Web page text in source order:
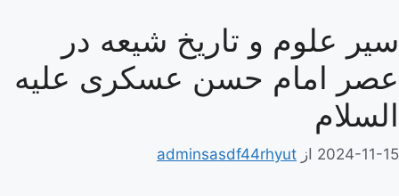
سیر علوم و تاریخ شیعه در
عصر امام حسن عسكرى علیه
السلام
2024-11-15 از adminsasdf44rhyut